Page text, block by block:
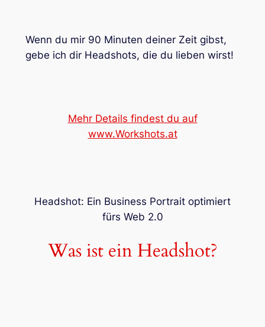
Wenn du mir 90 Minuten deiner Zeit gibst,
gebe ich dir Headshots, die du lieben wirst!
Mehr Details findest du auf
www.Workshots.at
Headshot: Ein Business Portrait optimiert
fürs Web 2.0
Was ist ein Headshot?